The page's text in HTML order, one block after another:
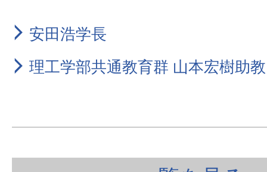
安田浩学長
理工学部共通教育群 山本宏樹助教